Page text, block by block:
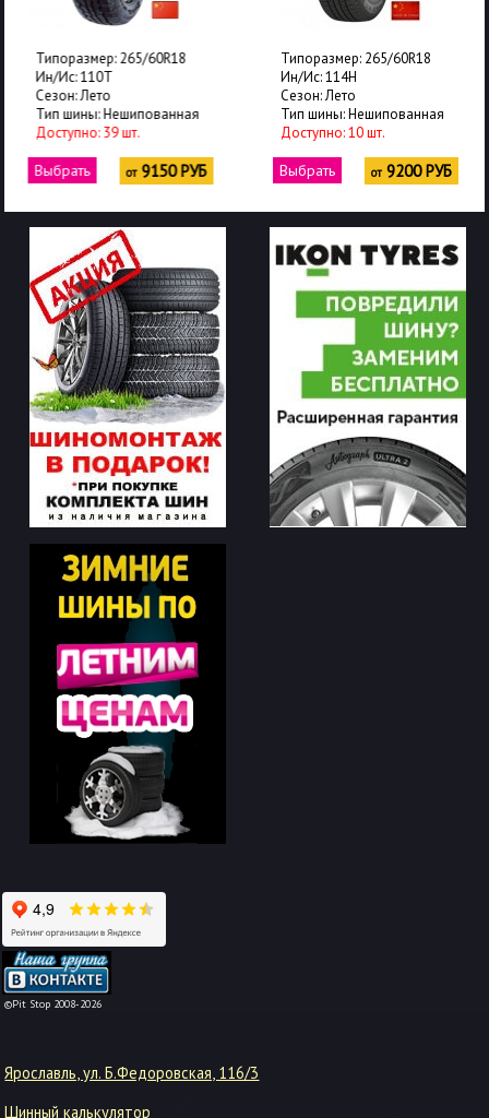
Типоразмер: 265/60R18
Ин/Ис: 110T
Сезон: Лето
Тип шины: Нешипованная
Доступно: 39 шт.
Выбрать от9150 РУБ
Типоразмер: 265/60R18
Ин/Ис: 114H
Сезон: Лето
Тип шины: Нешипованная
Доступно: 10 шт.
Выбрать от9200 РУБ
©Pit Stop 2008-2026
-->
Ярославль, ул. Б.Федоровская, 116/3
Шинный калькулятор